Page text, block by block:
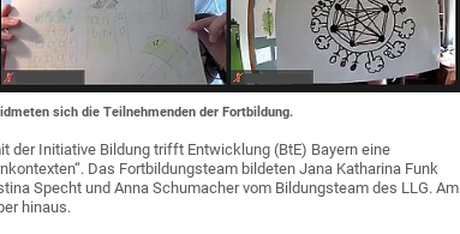
sich die Teilnehmenden der Fortbildung.
der Initiative Bildung trifft Entwicklung (BtE) Bayern eine
Das Fortbildungsteam bildeten Jana Katharina Funk
Specht und Anna Schumacher vom Bildungsteam des LLG. Am
hinaus.